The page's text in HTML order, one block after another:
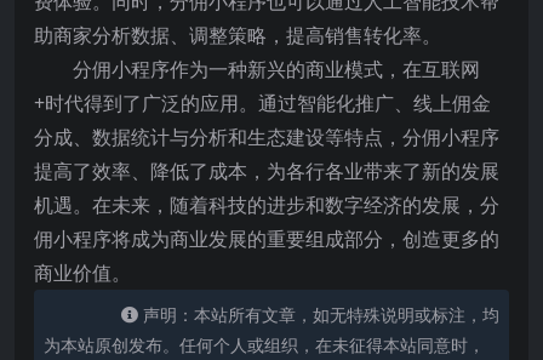
助商家分析数据、调整策略，提高销售转化率。
分佣小程序作为一种新兴的商业模式，在互联网
+时代得到了广泛的应用。通过智能化推广、线上佣金
分成、数据统计与分析和生态建设等特点，分佣小程序
提高了效率、降低了成本，为各行各业带来了新的发展
机遇。在未来，随着科技的进步和数字经济的发展，分
佣小程序将成为商业发展的重要组成部分，创造更多的
商业价值。
声明：本站所有文章，如无特殊说明或标注，均
为本站原创发布。任何个人或组织，在未征得本站同意时，